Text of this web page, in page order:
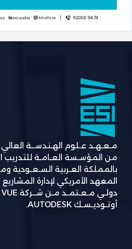
مـعـهـد عـلوم الهـندســة
من المؤسـسة العـامـة للتدريب
بالمملكة العـربية السـعـودية
أوتـوديـسـك AUTODESK.